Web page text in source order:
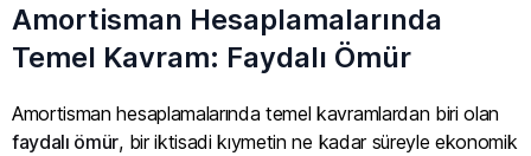
Amortisman Hesaplamalarında
Temel Kavram: Faydalı Ömür
Amortisman hesaplamalarında temel kavramlardan biri olan
faydalı ömür, bir iktisadi kıymetin ne kadar süreyle ekonomik